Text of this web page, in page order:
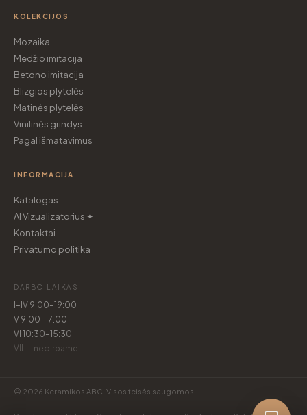
KOLEKCIJOS
Mozaika
Medžio imitacija
Betono imitacija
Blizgios plytelės
Matinės plytelės
Vinilinės grindys
Pagal išmatavimus
INFORMACIJA
Katalogas
AI Vizualizatorius ✦
Kontaktai
Privatumo politika
DARBO LAIKAS
I–IV 9:00–19:00
V 9:00–17:00
VI 10:30–15:30
VII — nedirbame
© 2026 Keramikos ABC. Visos teisės saugomos.